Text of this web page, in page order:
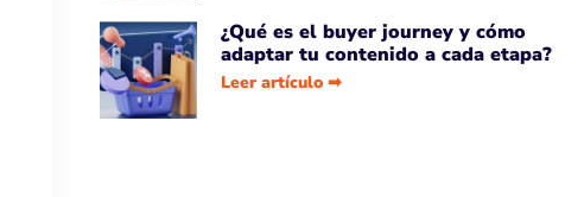
¿Qué es el buyer journey y cómo
adaptar tu contenido a cada etapa?
Leer artículo ➡